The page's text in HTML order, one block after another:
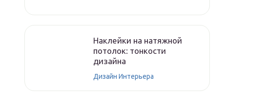
Наклейки на натяжной
потолок: тонкости
дизайна
Дизайн Интерьера